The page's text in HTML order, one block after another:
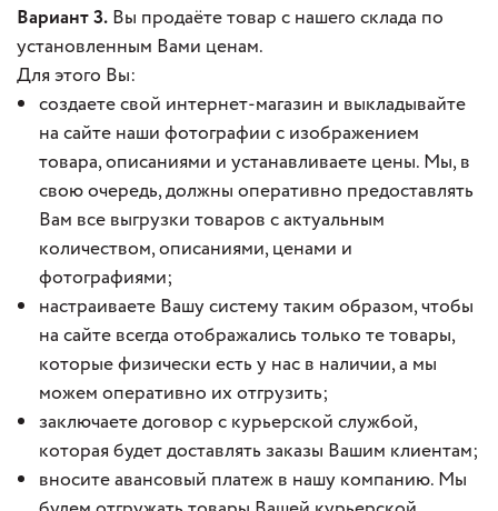
Вариант 3.Вы продаёте товар с нашего склада по
установленным Вами ценам.
Для этого Вы:
создаете свой интернет-магазин и выкладывайте
на сайте наши фотографии с изображением
товара, описаниями и устанавливаете цены. Мы, в
свою очередь, должны оперативно предоставлять
Вам все выгрузки товаров с актуальным
количеством, описаниями, ценами и
фотографиями;
настраиваете Вашу систему таким образом, чтобы
на сайте всегда отображались только те товары,
которые физически есть у нас в наличии, а мы
можем оперативно их отгрузить;
заключаете договор с курьерской службой,
которая будет доставлять заказы Вашим клиентам;
вносите авансовый платеж в нашу компанию. Мы